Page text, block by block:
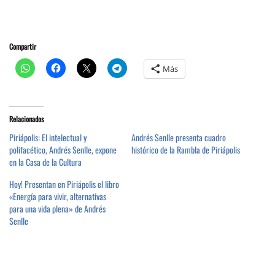
Compartir
Más
Relacionados
Piriápolis: El intelectual y
polifacético, Andrés Senlle, expone
en la Casa de la Cultura
Andrés Senlle presenta cuadro
histórico de la Rambla de Piriápolis
Hoy! Presentan en Piriápolis el libro
«Energía para vivir, alternativas
para una vida plena» de Andrés
Senlle